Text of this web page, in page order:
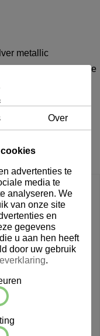
metallic
Voor de professionele
jaar.
Over
cookies
advertenties te
media te
analyseren. We
van onze site
en
gegevens
u aan hen heeft
door uw gebruik
.